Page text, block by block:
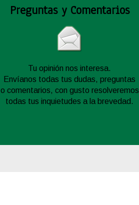
Preguntas y Comentarios
Tu opinión nos interesa.
Envíanos todas tus dudas, preguntas
o comentarios, con gusto resolveremos
todas tus inquietudes a la brevedad.